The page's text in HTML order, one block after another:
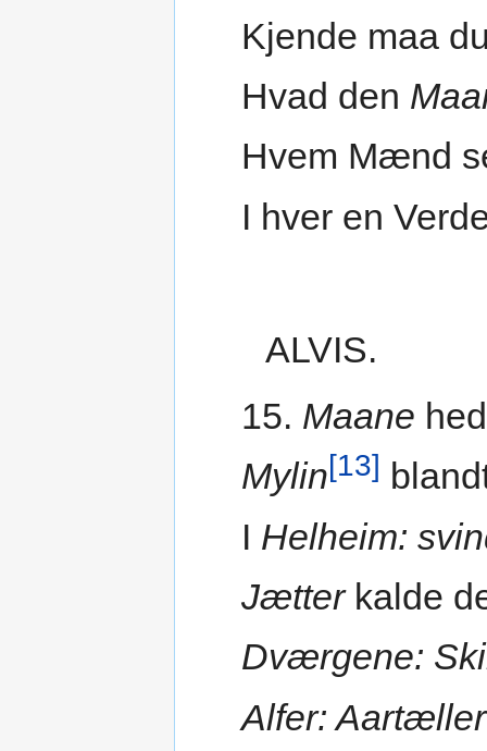
Kjende maa
Hvad den
Hvem Mænd
I hver en
ALVIS.
15. Maane
Mylin[13]
I Helheim:
Jætterkalde
Dværgene:
Alfer: Aartæller